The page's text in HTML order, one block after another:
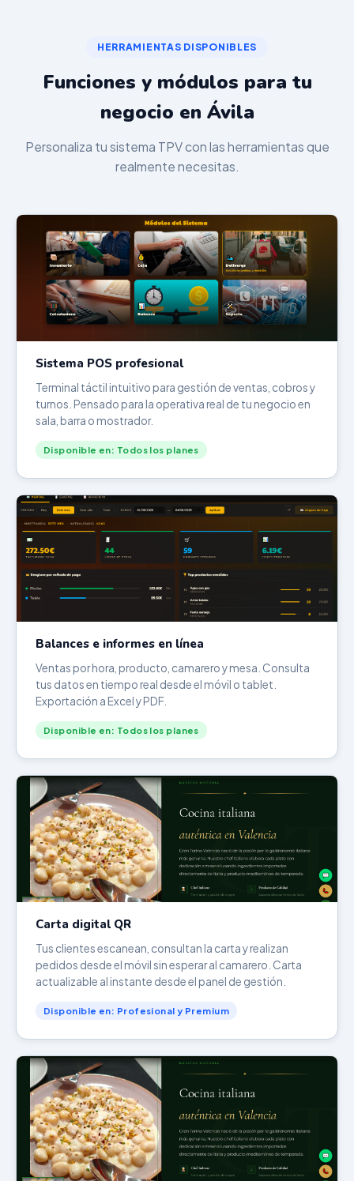
HERRAMIENTAS DISPONIBLES
Funciones y módulos para tu
negocio en Ávila
Personaliza tu sistema TPV con las herramientas que
realmente necesitas.
Sistema POS profesional
Terminal táctil intuitivo para gestión de ventas, cobros y
turnos. Pensado para la operativa real de tu negocio en
sala, barra o mostrador.
Disponible en: Todos los planes
Balances e informes en línea
Ventas por hora, producto, camarero y mesa. Consulta
tus datos en tiempo real desde el móvil o tablet.
Exportación a Excel y PDF.
Disponible en: Todos los planes
Carta digital QR
Tus clientes escanean, consultan la carta y realizan
pedidos desde el móvil sin esperar al camarero. Carta
actualizable al instante desde el panel de gestión.
Disponible en: Profesional y Premium